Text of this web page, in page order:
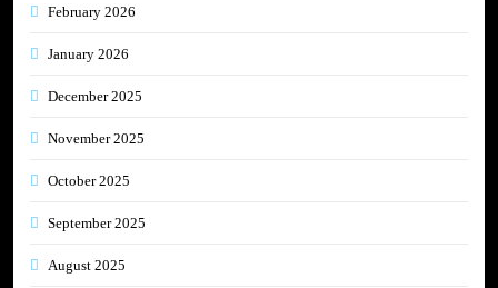
February 2026
January 2026
December 2025
November 2025
October 2025
September 2025
August 2025